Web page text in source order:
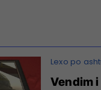
Vendim